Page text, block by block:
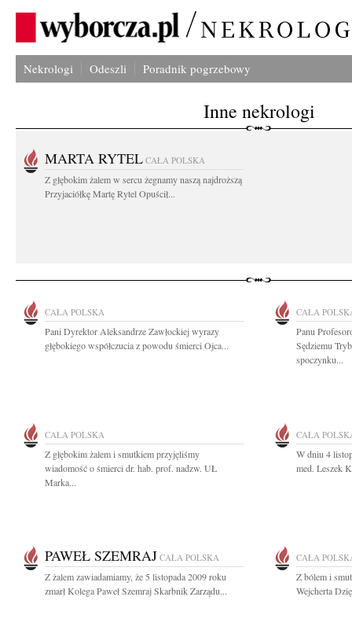
Nekrologi Odeszli Poradnik pogrzebowy
Inne nekrologi
MARTA RYTEL CAŁA POLSKA
Z głębokim żalem w sercu żegnamy naszą najdroższą
Przyjaciółkę Martę Rytel Opuścił...
CAŁA POLSKA
Pani Dyrektor Aleksandrze Zawłockiej wyrazy
głębokiego współczucia z powodu śmierci Ojca...
CAŁA
Panu
Sędziemu
spoczynku...
CAŁA POLSKA
Z głębokim żalem i smutkiem przyjęliśmy
wiadomość o śmierci dr. hab. prof. nadzw. UŁ
Marka...
CAŁA
W dniu 4
med. Leszek
PAWEŁ SZEMRAJ CAŁA POLSKA
Z żalem zawiadamiamy, że 5 listopada 2009 roku
zmarł Kolega Paweł Szemraj Skarbnik Zarządu...
CAŁA
Z bólem i
Wejcherta